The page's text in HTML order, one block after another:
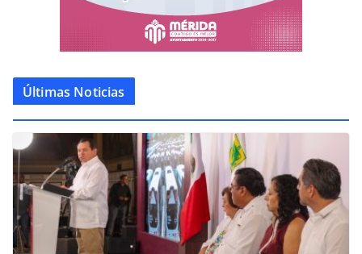
Últimas Noticias